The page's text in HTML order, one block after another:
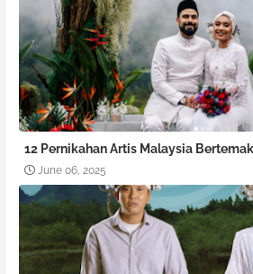
12 Pernikahan Artis Malaysia
June 06, 2025